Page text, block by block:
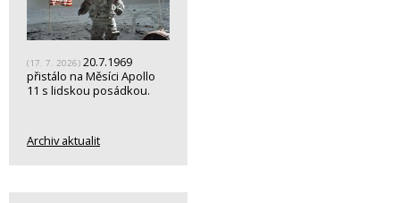
(17. 7. 2026) 20.7.1969
přistálo na Měsíci Apollo
11 s lidskou posádkou.
Archiv aktualit